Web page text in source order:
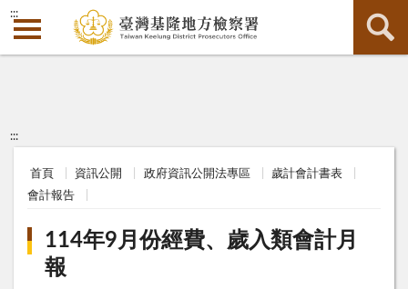
:::
:::
首頁 資訊公開 政府資訊公開法專區
歲計會計書表
會計報告
114年9月份經費、歲入類會計月
報